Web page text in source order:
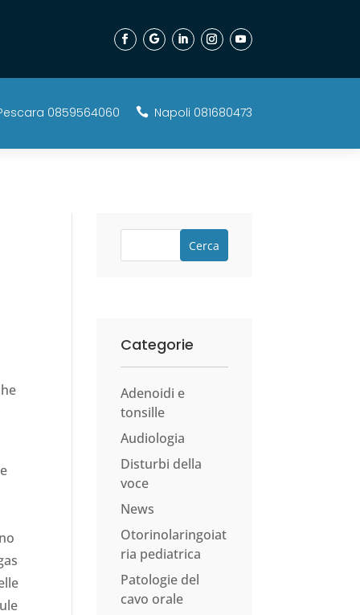
0859564060  Napoli 081680473
Cerca
Categorie
Adenoidi e
tonsille
Audiologia
Disturbi della
voce
News
Otorinolaringoiat
ria pediatrica
Patologie del
cavo orale